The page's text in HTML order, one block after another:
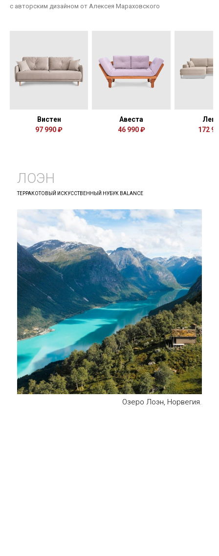
с авторским дизайном от Алексея Мараховского
Вистен
97 990 ₽
Авеста
46 990 ₽
172
ЛОЭН
ТЕРРАКОТОВЫЙ ИСКУССТВЕННЫЙ НУБУК BALANCE
Озеро Лоэн, Норвегия.